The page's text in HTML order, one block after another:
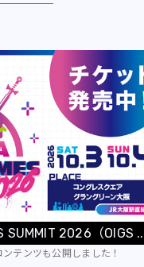
SUMMIT 2026 （OIGS ..
テンツも公開しました！